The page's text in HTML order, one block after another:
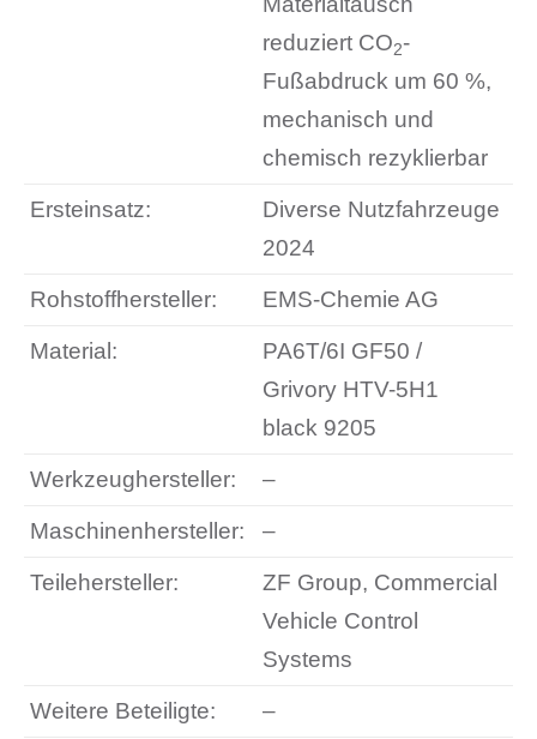
reduziert CO2-
Fußabdruck um 60 %,
mechanisch und
chemisch rezyklierbar
Ersteinsatz:
Diverse Nutzfahrzeuge
2024
Rohstoffhersteller: EMS-Chemie AG
Material:
PA6T/6I GF50 /
Grivory HTV-5H1
black 9205
Werkzeughersteller: –
Maschinenhersteller: –
Teilehersteller:
ZF Group, Commercial
Vehicle Control
Systems
Weitere Beteiligte: –